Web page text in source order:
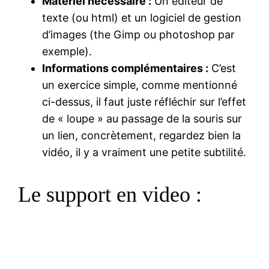
texte (ou html) et un logiciel de gestion
d’images (the Gimp ou photoshop par
exemple).
Informations complémentaires : C’est
un exercice simple, comme mentionné
ci-dessus, il faut juste réfléchir sur l’effet
de « loupe » au passage de la souris sur
un lien, concrètement, regardez bien la
vidéo, il y a vraiment une petite subtilité.
Le support en video :